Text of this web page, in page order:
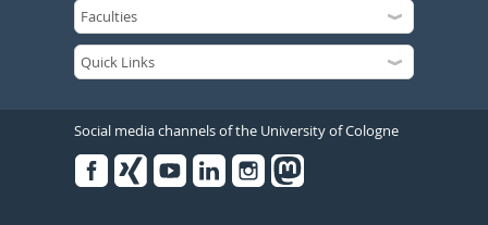
Social media channels of the University of Cologne